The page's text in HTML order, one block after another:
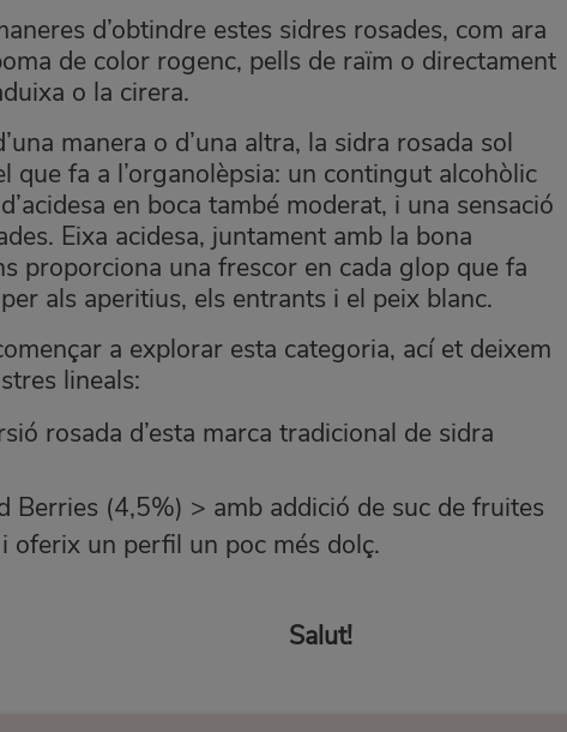
d’obtindre estes sidres rosades, com ara
de color rogenc, pells de raïm o directament
o la cirera.
manera o d’una altra, la sidra rosada sol
que fa a l’organolèpsia: un contingut alcohòlic
en boca també moderat, i una sensació
Eixa acidesa, juntament amb la bona
proporciona una frescor en cada glop que fa
als aperitius, els entrants i el peix blanc.
a explorar esta categoria, ací et deixem
lineals:
rosada d’esta marca tradicional de sidra
Berries (4,5%) > amb addició de suc de fruites
oferix un perfil un poc més dolç.